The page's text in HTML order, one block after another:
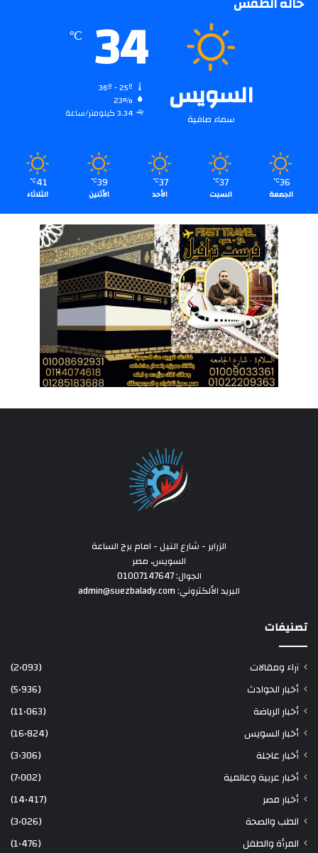
السويس
سماء صافية
34
℃
23%
3.34 كيلومتر/ساعة
36
℃
الجمعة
37
℃
السبت
37
℃
الأحد
39
℃
الأثنين
41
℃
الثلاثاء
الزراير - شارع النيل - امام برج الساعة
السويس، مصر
الجوال: 01007147647
البريد الألكتروني: admin@suezbalady.com
تصنيفات
آراء ومقالات
(2٬093)
أخبار الحوادث
(5٬936)
أخبار الرياضة
(11٬063)
أخبار السويس
(16٬824)
أخبار عاجلة
(3٬306)
أخبار عربية وعالمية
(7٬002)
أخبار مصر
(14٬417)
الطب والصحة
(3٬026)
المرأة والطفل
(1٬476)